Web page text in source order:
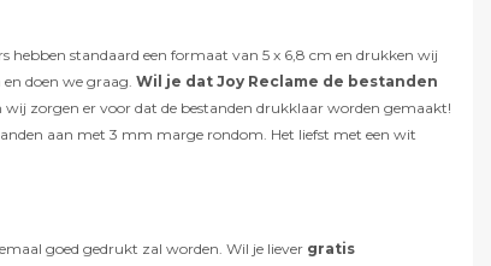
hebben standaard een formaat van 5 x 6,8 cm en drukken wij
doen we graag. Wil je dat Joy Reclame de bestanden
wij zorgen er voor dat de bestanden drukklaar worden gemaakt!
aan met 3 mm marge rondom. Het liefst met een wit
goed gedrukt zal worden. Wil je liever gratis